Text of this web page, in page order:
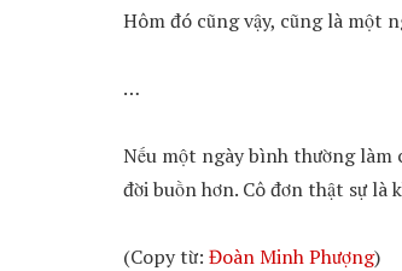
Hôm đó cũng vậy, cũng là một
…
Nếu một ngày bình thường làm
đời buồn hơn. Cô đơn thật sự là
(Copy từ: Đoàn Minh Phượng)